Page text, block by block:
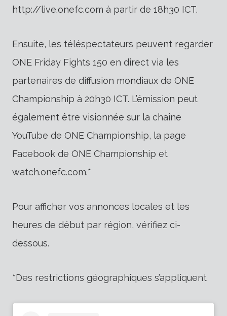
http://live.onefc.com à partir de 18h30 ICT.
Ensuite, les téléspectateurs peuvent regarder
ONE Friday Fights 150 en direct via les
partenaires de diffusion mondiaux de ONE
Championship à 20h30 ICT. L’émission peut
également être visionnée sur la chaîne
YouTube de ONE Championship, la page
Facebook de ONE Championship et
watch.onefc.com.*
Pour afficher vos annonces locales et les
heures de début par région, vérifiez ci-
dessous.
*Des restrictions géographiques s’appliquent